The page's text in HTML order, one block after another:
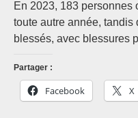
En 2023, 183 personnes
toute autre année, tandis
blessés, avec blessures
Partager :
Facebook X